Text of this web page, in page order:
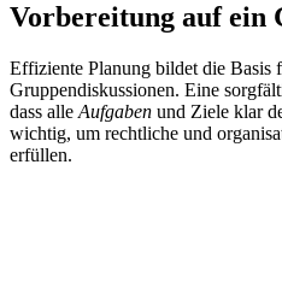
Vorbereitung auf ein
Effiziente Planung bildet die Basis
Gruppendiskussionen. Eine
dass alle Aufgaben und Ziele klar
wichtig, um rechtliche und
erfüllen.